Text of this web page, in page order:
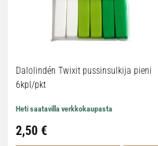
Dalolindén Twixit pussinsulkija pieni
6kpl/pkt
Heti saatavilla verkkokaupasta
2,50 €